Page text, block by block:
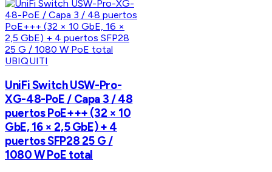
UBIQUITI
UniFi Switch USW-Pro-
XG-48-PoE / Capa 3 / 48
puertos PoE+++ (32 × 10
GbE, 16 × 2,5 GbE) + 4
puertos SFP28 25 G /
1080 W PoE total